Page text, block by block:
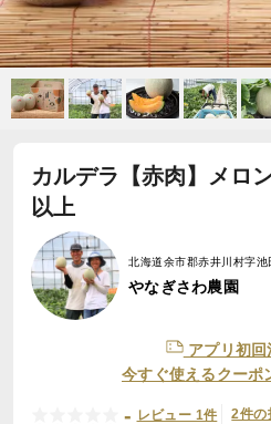
カルデラ【赤肉】メロ
以上
北海道余市郡赤井川村字池
やなぎさわ農園
アプリ初回
今すぐ使えるクーポ
- レビュー 1件 2件の